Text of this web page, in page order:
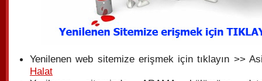
Yenilenen web sitemize erişmek için tıklayın >>
Halat